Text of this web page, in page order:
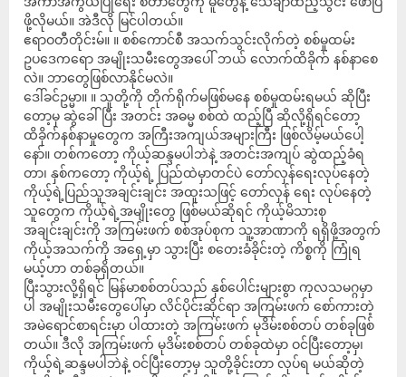
ဖို့လိုမယ်။ အဲဒီလို မြင်ပါတယ်။
ဧရာဝတီတိုင်းမ်။ ။ စစ်ကောင်စီ အသက်သွင်းလိုက်တဲ့ စစ်မှုထမ်း
ဥပဒေကရော အမျိုးသမီးတွေအပေါ် ဘယ် လောက်ထိခိုက် နစ်နာစေ
လဲ။ ဘာတွေဖြစ်လာနိုင်မလဲ။
ဒေါ်ခင်ဥမ္မာ။ ။ သူတို့ကို တိုက်ရိုက်မဖြစ်မနေ စစ်မှုထမ်းရမယ် ဆိုပြီး
တော့မှ ဆွဲခေါ်ပြီး အတင်း အဓမ္မ စစ်ထဲ ထည့်ပြီ ဆိုလို့ရှိရင်တော့
ထိခိုက်နစ်နာမှုတွေက အကြီးအကျယ်အများကြီး ဖြစ်လိမ့်မယ်ပေါ့
နော်။ တစ်ကတော့ ကိုယ့်ဆန္ဒမပါဘဲနဲ့ အတင်းအကျပ် ဆွဲထည့်ခံရ
တာ၊ နှစ်ကတော့ ကိုယ့်ရဲ့ ပြည်ထဲမှာတင်ပဲ တော်လှန်ရေးလုပ်နေတဲ့
ကိုယ့်ရဲ့ပြည်သူအချင်းချင်း အထူးသဖြင့် တော်လှန် ရေး လုပ်နေတဲ့
သူတွေက ကိုယ့်ရဲ့အမျိုးတွေ ဖြစ်မယ်ဆိုရင် ကိုယ့်မိသားစု
အချင်းချင်းကို အကြမ်းဖက် စစ်အုပ်စုက သူ့အာဏာကို ရရှိဖို့အတွက်
ကိုယ့်အသက်ကို အရှေ့မှာ သွားပြီး စတေးခံခိုင်းတဲ့ ကိစ္စကို ကြုံရ
မယ့်ဟာ တစ်ခုရှိတယ်။
ပြီးသွားလို့ရှိရင် မြန်မာစစ်တပ်သည် နှစ်ပေါင်းများစွာ ကုလသမဂ္ဂမှာ
ပါ အမျိုးသမီးတွေပေါ်မှာ လိင်ပိုင်းဆိုင်ရာ အကြမ်းဖက် စော်ကားတဲ့
အမဲရောင်စာရင်းမှာ ပါထားတဲ့ အကြမ်းဖက် မုဒိမ်းစစ်တပ် တစ်ခုဖြစ်
တယ်။ ဒီလို အကြမ်းဖက် မုဒိမ်းစစ်တပ် တစ်ခုထဲမှာ ဝင်ပြီးတော့မှ၊
ကိုယ့်ရဲ့ဆန္ဒမပါဘဲနဲ့ ဝင်ပြီးတော့မှ သူတို့ခိုင်းတာ လုပ်ရ မယ်ဆိုတဲ့